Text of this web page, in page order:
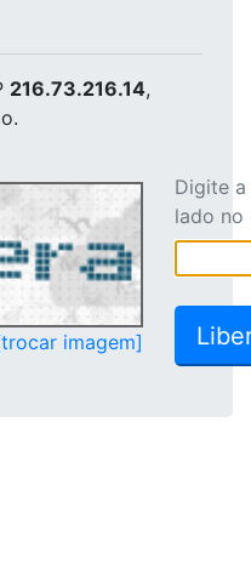
216.73.216.14,
imagem]
Digite
lado no